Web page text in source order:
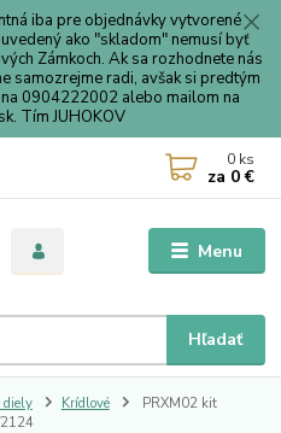
iba pre objednávky vytvorené
ako "skladom" nemusí byť
Zámkoch. Ak sa rozhodnete nás
samozrejme radi, avšak si predtým
0904222002 alebo mailom na
Tím JUHOKOV
Menu
Hľadať
0 ks
za 0 €
diely Krídlové
PRXM02 kit